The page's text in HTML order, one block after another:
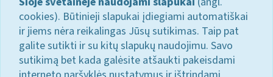
cookies). Būtinieji slapukai įdiegiami automatiškai
ir jiems nėra reikalingas Jūsų sutikimas. Taip pat
galite sutikti ir su kitų slapukų naudojimu. Savo
sutikimą bet kada galėsite atšaukti pakeisdami